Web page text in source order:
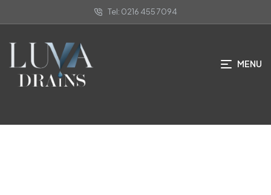
Tel: 0216 455 7094
MENU
Plastik Çerçeveli Duş Kanalları
ANA SAYFA LINEER DUŞ KANALLARI
/ PLASTIK ÇERÇEVELI DUŞ
KANALLARI